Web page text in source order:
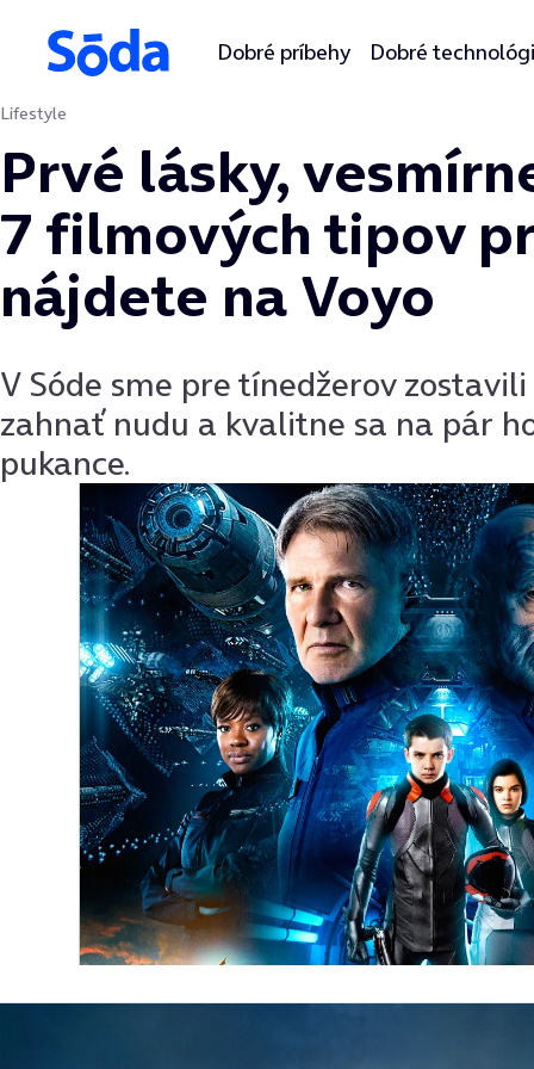
Preskočiť na obsah
Dobré príbehy Dobré
Lifestyle
Prvé lásky,
7 filmových tipov
nájdete na Voyo
V Sóde sme pre tínedžerov
zahnať nudu a kvalitne sa na pár
pukance.